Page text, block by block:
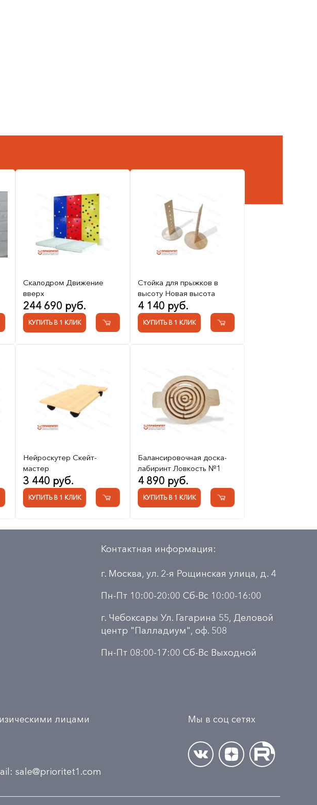
Скалодром Движение
вверх
244 690 руб.
КУПИТЬ В 1 КЛИК
Стойка для прыжков в
высоту Новая высота
4 140 руб.
КУПИТЬ В 1 КЛИК
Нейроскутер Скейт-
мастер
3 440 руб.
КУПИТЬ В 1 КЛИК
Балансировочная доска-
лабиринт Ловкость №1
4 890 руб.
КУПИТЬ В 1 КЛИК
Контактная информация:
г. Москва, ул. 2-я Рощинская улица, д. 4
Пн-Пт 10:00-20:00 Сб-Вс 10:00-16:00
г. Чебоксары Ул. Гагарина 55, Деловой
центр "Палладиум", оф. 508
Пн-Пт 08:00-17:00 Сб-Вс Выходной
лицами
sale@prioritet1.com
Мы в соц сетях